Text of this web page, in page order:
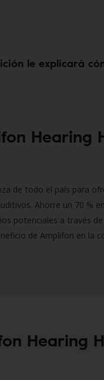
le explicará
Hearing
de todo el país para
Ahorre un 70 %
potenciales a través
de Amplifon en la
Hearing